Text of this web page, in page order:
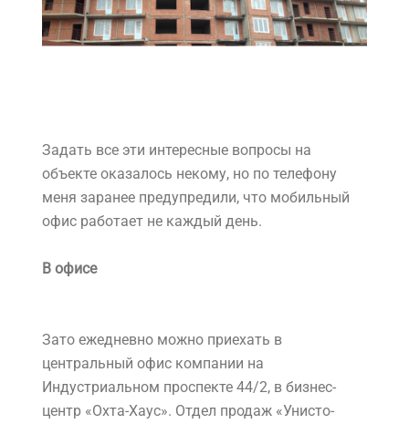
Задать все эти интересные вопросы на
объекте оказалось некому, но по телефону
меня заранее предупредили, что мобильный
офис работает не каждый день.
В офисе
Зато ежедневно можно приехать в
центральный офис компании на
Индустриальном проспекте 44/2, в бизнес-
центр «Охта-Хаус». Отдел продаж «Унисто-